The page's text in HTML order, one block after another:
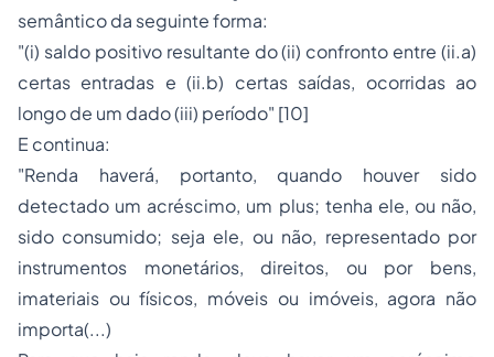
semântico da seguinte forma:
"(i) saldo positivo resultante do (ii) confronto entre (ii.a)
certas entradas e (ii.b) certas saídas, ocorridas ao
longo de um dado (iii) período" [10]
E continua:
"Renda haverá, portanto, quando houver sido
detectado um acréscimo, um plus; tenha ele, ou não,
sido consumido; seja ele, ou não, representado por
instrumentos monetários, direitos, ou por bens,
imateriais ou físicos, móveis ou imóveis, agora não
importa(...)